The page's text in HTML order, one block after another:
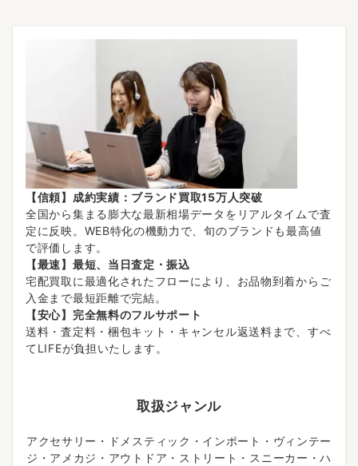
【信頼】成約実績：ブランド買取15万人突破
全国から集まる膨大な最新相場データをリアルタイムで査
定に反映。WEB特化の機動力で、旬のブランドも最高値
で評価します。
【最速】最短、当日査定・振込
宅配買取に最適化されたフローにより、お品物到着からご
入金まで最短距離で完結。
【安心】完全無料のフルサポート
送料・査定料・梱包キット・キャンセル返送料まで、すべ
てLIFEが負担いたします。
取扱ジャンル
アクセサリー・ドメスティック・インポート・ヴィンテー
ジ・アメカジ・アウトドア・ストリート・スニーカー・ハ